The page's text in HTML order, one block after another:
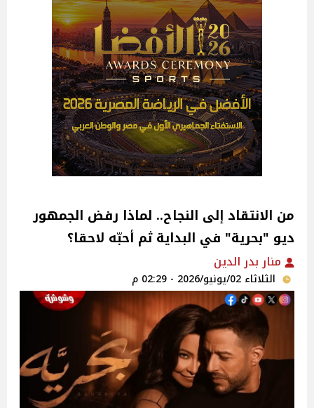
من الانتقاد إلى النجاح.. لماذا رفض الجمهور
ديو "بحرية" في البداية ثم أحبّه لاحقا؟
منار بدر الدين
الثلاثاء 02/يونيو/2026 - 02:29 م